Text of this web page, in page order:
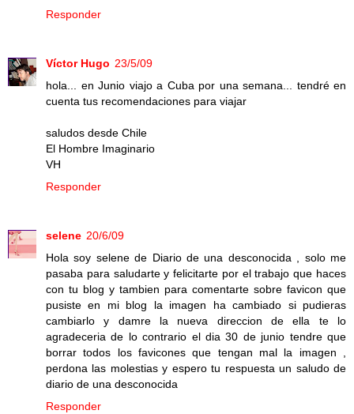
Responder
Víctor Hugo 23/5/09
hola... en Junio viajo a Cuba por una semana... tendré en
cuenta tus recomendaciones para viajar
saludos desde Chile
El Hombre Imaginario
VH
Responder
selene 20/6/09
Hola soy selene de Diario de una desconocida , solo me
pasaba para saludarte y felicitarte por el trabajo que haces
con tu blog y tambien para comentarte sobre favicon que
pusiste en mi blog la imagen ha cambiado si pudieras
cambiarlo y damre la nueva direccion de ella te lo
agradeceria de lo contrario el dia 30 de junio tendre que
borrar todos los favicones que tengan mal la imagen ,
perdona las molestias y espero tu respuesta un saludo de
diario de una desconocida
Responder